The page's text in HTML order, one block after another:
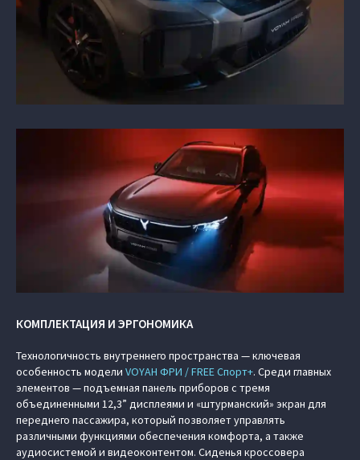
КОМПЛЕКТАЦИЯ И ЭРГОНОМИКА
Технологичность внутреннего пространства — ключевая
особенность модели VOYAH ФРИ / FREE Спорт+. Среди главных
элементов — подъемная панель приборов с тремя
объединенными 12,3” дисплеями и «штурманский» экран для
переднего пассажира, который позволяет управлять
различными функциями обеспечения комфорта, а также
аудиосистемой и видеоконтентом. Сиденья кроссовера